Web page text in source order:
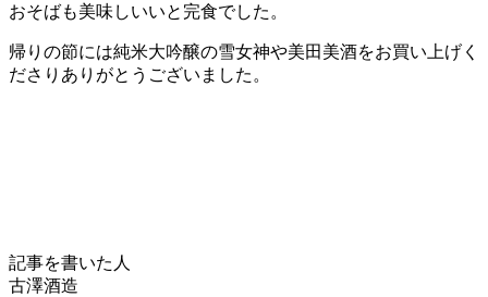
おそばも美味しいいと完食でした。
帰りの節には純米大吟醸の雪女神や美田美酒をお買い上げく
ださりありがとうございました。
記事を書いた人
古澤酒造